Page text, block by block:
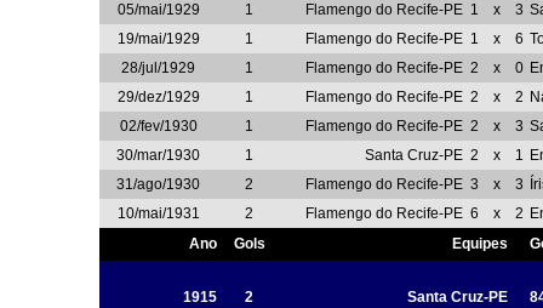
05/mai/1929
1 Flamengo do Recife-PE 1 x 3
19/mai/1929
1 Flamengo do Recife-PE 1 x 6
28/jul/1929
1 Flamengo do Recife-PE 2 x 0
29/dez/1929
1 Flamengo do Recife-PE 2 x 2
02/fev/1930
1 Flamengo do Recife-PE 2 x 3
30/mar/1930
1 Santa Cruz-PE 2 x 1
31/ago/1930
2 Flamengo do Recife-PE 3 x 3
10/mai/1931
2 Flamengo do Recife-PE 6 x 2
Ano
Gols Equipes
1915 2 Santa Cruz-PE